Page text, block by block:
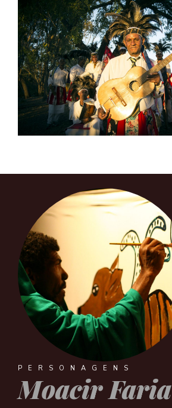
PERSONAGENS
Moacir Faria